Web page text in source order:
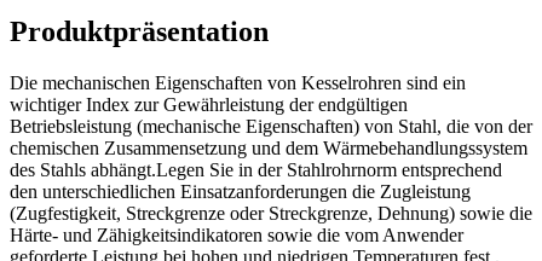
Produktpräsentation
Die mechanischen Eigenschaften von Kesselrohren sind ein
wichtiger Index zur Gewährleistung der endgültigen
Betriebsleistung (mechanische Eigenschaften) von Stahl, die von der
chemischen Zusammensetzung und dem Wärmebehandlungssystem
des Stahls abhängt.Legen Sie in der Stahlrohrnorm entsprechend
den unterschiedlichen Einsatzanforderungen die Zugleistung
(Zugfestigkeit, Streckgrenze oder Streckgrenze, Dehnung) sowie die
Härte- und Zähigkeitsindikatoren sowie die vom Anwender